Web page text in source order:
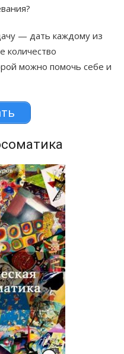
— дать каждому из
количество
можно помочь себе и